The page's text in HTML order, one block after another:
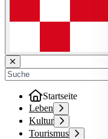
Startseite
Leben
Kultur
Tourismus